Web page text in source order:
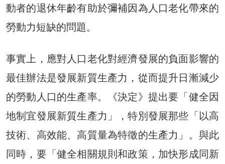
動者的退休年齡有助於彌補因為人口老化帶來的
勞動力短缺的問題。
事實上，應對人口老化對經濟發展的負面影響的
最佳辦法是發展新質生產力，從而提升日漸減少
的勞動人口的生產率。《決定》提出要「健全因
地制宜發展新質生產力」，特別發展那些「以高
技術、高效能、高質量為特徵的生產力」。與此
同時，要「健全相關規則和政策，加快形成同新